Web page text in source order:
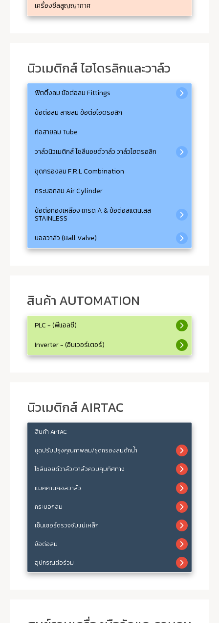
เครื่องซีลสูญญากาศ
นิวเมติกส์ ไฮโดรลิกและวาล์ว
ฟิตติ้งลม ข้อต่อลม Fittings
ข้อต่อลม สายลม ข้อต่อไฮดรอลิก
ท่อสายลม Tube
วาล์วนิวเมติกส์ โซลีนอยด์วาล์ว วาล์วไฮดรอลิก
ชุดกรองลม F.R.L Combination
กระบอกลม Air Cylinder
ข้อต่อทองเหลือง เกรด A & ข้อต่อสแตนเลส
STAINLESS
บอลวาล์ว (Ball Valve)
สินค้า AUTOMATION
PLC - (พีแอลซี)
Inverter - (อินเวอร์เตอร์)
นิวเมติกส์ AIRTAC
สินค้า AirTAC
ชุดปรับปรุงคุณภาพลม/ชุดกรองลมดักน้ำ
โซลินอยด์วาล์ว/วาล์วควบคุมทิศทาง
แมคคานิคอลวาล์ว
กระบอกลม
เซ็นเซอร์ตรวจจับแม่เหล็ก
ข้อต่อลม
อุปกรณ์ต่อร่วม